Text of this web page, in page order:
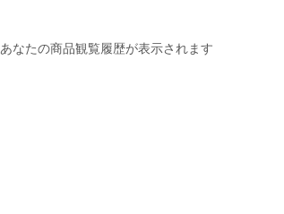
あなたの商品観覧履歴が表示されます